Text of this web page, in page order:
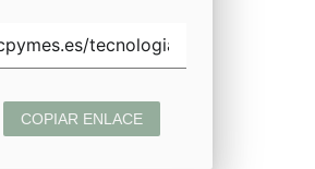
COPIAR ENLACE